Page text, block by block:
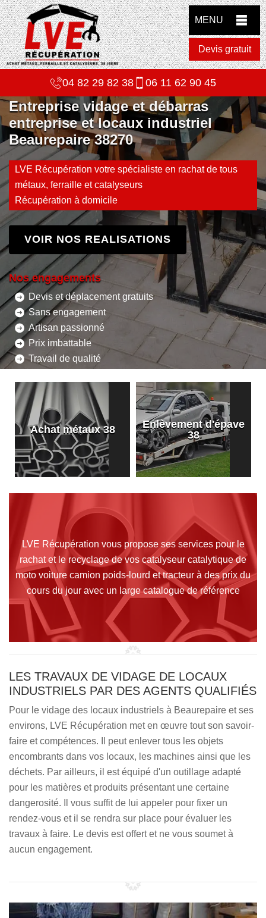
MENU
Devis gratuit
04 82 29 82 38 06 11 62 90 45
Entreprise vidage et débarras
entreprise et locaux industriel
Beaurepaire 38270
LVE Récupération votre spécialiste en rachat de tous
métaux, ferraille et catalyseurs
Récupération à domicile
VOIR NOS REALISATIONS
Nos engagements
Devis et déplacement gratuits
Sans engagement
Artisan passionné
Prix imbattable
Travail de qualité
Achat métaux 38
Enlèvement d'épave
38
LVE Récupération vous propose ses services pour le
rachat et le recyclage de vos catalyseur catalytique de
moto voiture camion poids-lourd et tracteur à des prix du
cours du jour avec un large catalogue de référence
LES TRAVAUX DE VIDAGE DE LOCAUX
INDUSTRIELS PAR DES AGENTS QUALIFIÉS
Pour le vidage des locaux industriels à Beaurepaire et ses
environs, LVE Récupération met en œuvre tout son savoir-
faire et compétences. Il peut enlever tous les objets
encombrants dans vos locaux, les machines ainsi que les
déchets. Par ailleurs, il est équipé d'un outillage adapté
pour les matières et produits présentant une certaine
dangerosité. Il vous suffit de lui appeler pour fixer un
rendez-vous et il se rendra sur place pour évaluer les
travaux à faire. Le devis est offert et ne vous soumet à
aucun engagement.